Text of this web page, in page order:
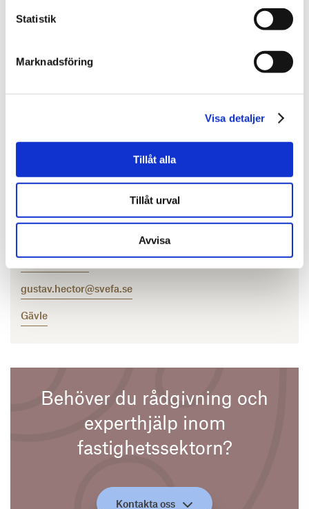
Statistik
Marknadsföring
Visa detaljer
Tillåt alla
Tillåt urval
Avvisa
Gustav Hector
010-603 86 91
gustav.hector@svefa.se
Gävle
Behöver du rådgivning och
experthjälp inom
fastighetssektorn?
Kontakta oss